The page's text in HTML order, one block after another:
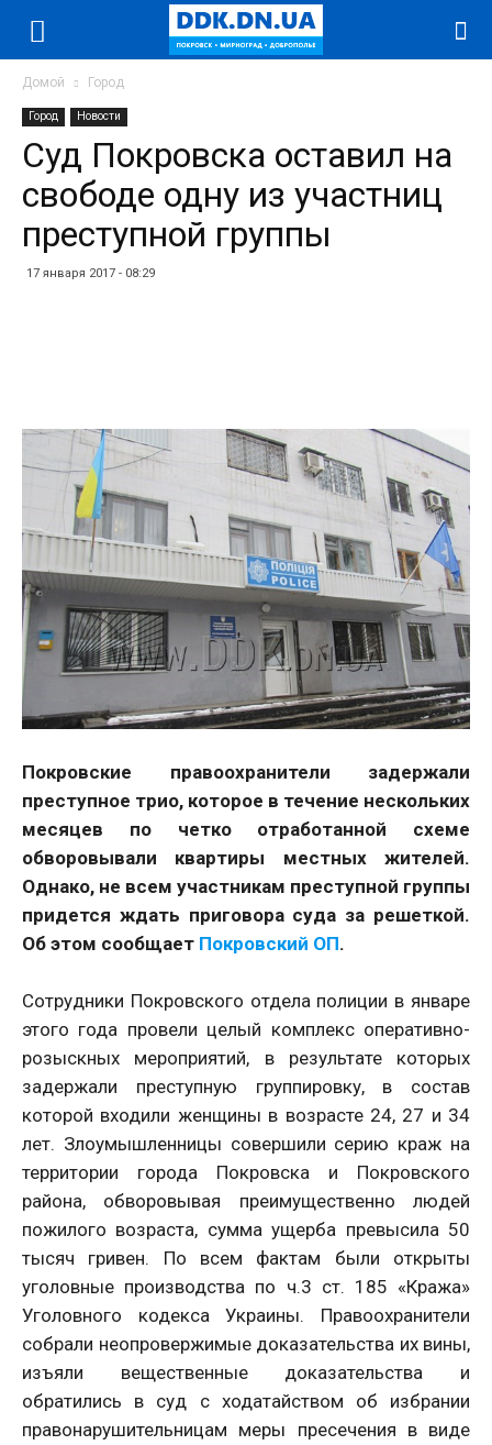
Домой Город
Город Новости
Суд Покровска оставил на
свободе одну из участниц
преступной группы
17 января 2017 - 08:29
Покровские правоохранители задержали
преступное трио, которое в течение нескольких
месяцев по четко отработанной схеме
обворовывали квартиры местных жителей.
Однако, не всем участникам преступной группы
придется ждать приговора суда за решеткой.
Об этом сообщает Покровский ОП.
Сотрудники Покровского отдела полиции в январе
этого года провели целый комплекс оперативно-
розыскных мероприятий, в результате которых
задержали преступную группировку, в состав
которой входили женщины в возрасте 24, 27 и 34
лет. Злоумышленницы совершили серию краж на
территории города Покровска и Покровского
района, обворовывая преимущественно людей
пожилого возраста, сумма ущерба превысила 50
тысяч гривен. По всем фактам были открыты
уголовные производства по ч.3 ст. 185 «Кража»
Уголовного кодекса Украины. Правоохранители
собрали неопровержимые доказательства их вины,
изъяли вещественные доказательства и
обратились в суд с ходатайством об избрании
правонарушительницам меры пресечения в виде